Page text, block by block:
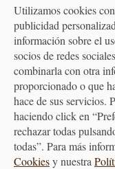
vinagretas o
¿PLATO
Sin ninguna duda la
que es imposible
Utilizamos cookies
publicidad
información sobre el
socios de redes
combinarla con otra
proporcionado o que
hace de sus servicios.
haciendo click en
rechazar todas
todas”. Para más
Cookiesy nuestra